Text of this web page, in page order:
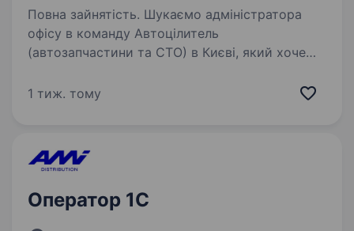
Повна зайнятість. Шукаємо адміністратора
офісу в команду Автоцілитель
(автозапчастини та СТО) в Києві, який хоче
компанію з продажу автозапчастин преміум
1 тиж. тому
Оператор 1C